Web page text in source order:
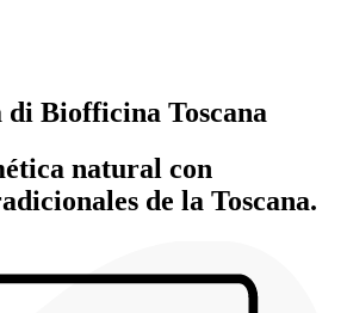
di Biofficina Toscana
natural con
de la Toscana.